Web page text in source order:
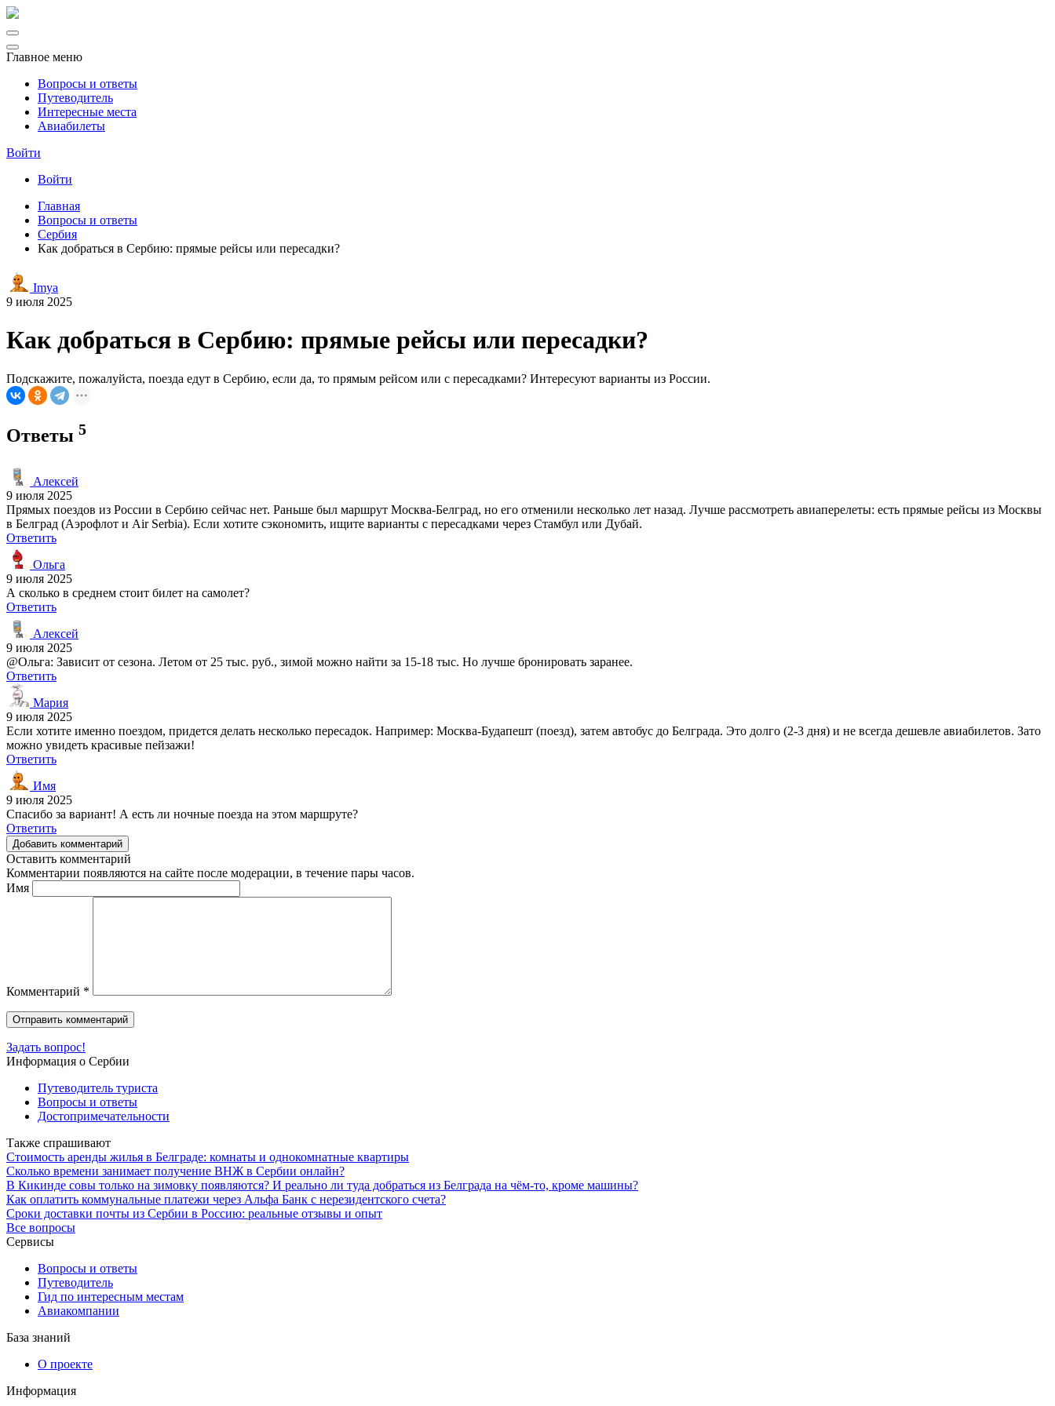
Главное меню
Вопросы и ответы
Путеводитель
Интересные места
Авиабилеты
Войти
Войти
Главная
Вопросы и ответы
Сербия
Как добраться в Сербию: прямые рейсы или пересадки?
Imya
9 июля 2025
Как добраться в Сербию: прямые рейсы или пересадки?
Подскажите, пожалуйста, поезда едут в Сербию, если да, то прямым рейсом или с пересадками? Интересуют варианты из России.
Ответы 5
Алексей
9 июля 2025
Прямых поездов из России в Сербию сейчас нет. Раньше был маршрут Москва-Белград, но его отменили несколько лет назад. Лучше рассмотреть авиаперелеты: есть прямые рейсы из Москвы
в Белград (Аэрофлот и Air Serbia). Если хотите сэкономить, ищите варианты с пересадками через Стамбул или Дубай.
Ответить
Ольга
9 июля 2025
А сколько в среднем стоит билет на самолет?
Ответить
Алексей
9 июля 2025
@Ольга: Зависит от сезона. Летом от 25 тыс. руб., зимой можно найти за 15-18 тыс. Но лучше бронировать заранее.
Ответить
Мария
9 июля 2025
Если хотите именно поездом, придется делать несколько пересадок. Например: Москва-Будапешт (поезд), затем автобус до Белграда. Это долго (2-3 дня) и не всегда дешевле авиабилетов. Зато
можно увидеть красивые пейзажи!
Ответить
Имя
9 июля 2025
Спасибо за вариант! А есть ли ночные поезда на этом маршруте?
Ответить
Добавить комментарий
Оставить комментарий
Комментарии появляются на сайте после модерации, в течение пары часов.
Имя
Комментарий *
Задать вопрос!
Информация о Сербии
Путеводитель туриста
Вопросы и ответы
Достопримечательности
Также спрашивают
Стоимость аренды жилья в Белграде: комнаты и однокомнатные квартиры
Сколько времени занимает получение ВНЖ в Сербии онлайн?
В Кикинде совы только на зимовку появляются? И реально ли туда добраться из Белграда на чём-то, кроме машины?
Как оплатить коммунальные платежи через Альфа Банк с нерезидентского счета?
Сроки доставки почты из Сербии в Россию: реальные отзывы и опыт
Все вопросы
Сервисы
Вопросы и ответы
Путеводитель
Гид по интересным местам
Авиакомпании
База знаний
О проекте
Информация